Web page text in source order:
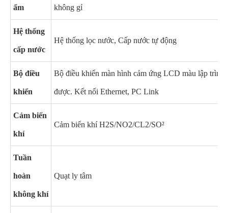
ẩm không gỉ
Hệ thống
cấp nước
Hệ thống lọc nước, Cấp nước tự động
Bộ điều
khiển
Bộ điều khiển màn hình cảm ứng LCD màu lập trình
được. Kết nối Ethernet, PC Link
Cảm biến
khí
Cảm biến khí H2S/NO2/CL2/SO²
Tuần
hoàn
không khí
Quạt ly tâm